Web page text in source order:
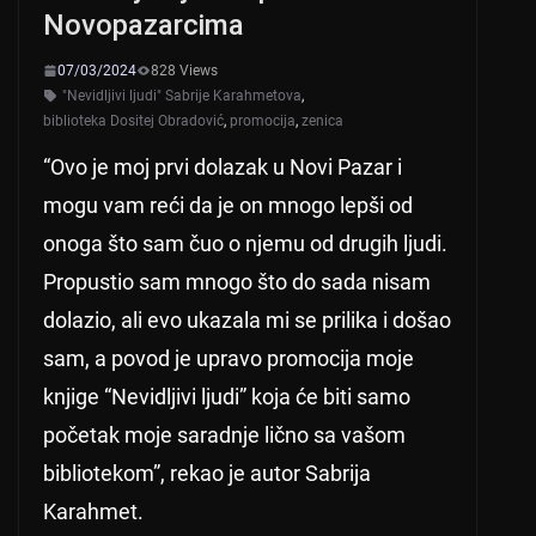
Novopazarcima
07/03/2024
828 Views
"Nevidljivi ljudi" Sabrije Karahmetova,
biblioteka Dositej Obradović, promocija, zenica
“Ovo je moj prvi dolazak u Novi Pazar i
mogu vam reći da je on mnogo lepši od
onoga što sam čuo o njemu od drugih ljudi.
Propustio sam mnogo što do sada nisam
dolazio, ali evo ukazala mi se prilika i došao
sam, a povod je upravo promocija moje
knjige “Nevidljivi ljudi” koja će biti samo
početak moje saradnje lično sa vašom
bibliotekom”, rekao je autor Sabrija
Karahmet.